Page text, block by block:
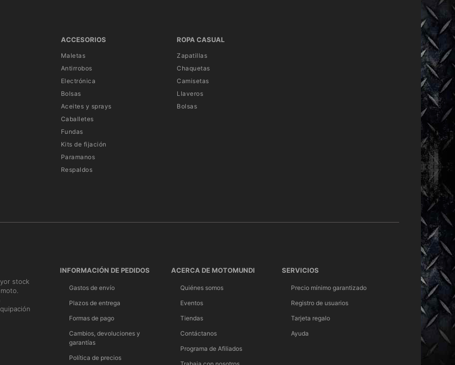
ACCESORIOS
Maletas
Antirrobos
Electrónica
Bolsas
Aceites y sprays
Caballetes
Fundas
Kits de fijación
Paramanos
Respaldos
ROPA CASUAL
Zapatillas
Chaquetas
Camisetas
Llaveros
Bolsas
stock
INFORMACIÓN DE PEDIDOS
Gastos de envío
Plazos de entrega
Formas de pago
Cambios, devoluciones y
garantías
Política de precios
ACERCA DE MOTOMUNDI
Quiénes somos
Eventos
Tiendas
Contáctanos
Programa de Afiliados
SERVICIOS
Precio mínimo garantizado
Registro de usuarios
Tarjeta regalo
Ayuda